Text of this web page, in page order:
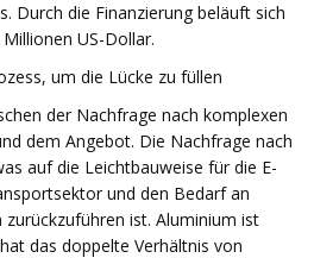
Durch die Finanzierung beläuft sich
US-Dollar.
um die Lücke zu füllen
der Nachfrage nach komplexen
dem Angebot. Die Nachfrage nach
auf die Leichtbauweise für die E-
und den Bedarf an
ist. Aluminium ist
das doppelte Verhältnis von